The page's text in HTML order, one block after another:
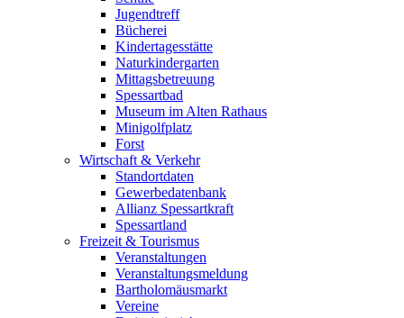
Jugendtreff
Bücherei
Kindertagesstätte
Naturkindergarten
Mittagsbetreuung
Spessartbad
Museum im Alten Rathaus
Minigolfplatz
Forst
Wirtschaft & Verkehr
Standortdaten
Gewerbedatenbank
Allianz Spessartkraft
Spessartland
Freizeit & Tourismus
Veranstaltungen
Veranstaltungsmeldung
Bartholomäusmarkt
Vereine